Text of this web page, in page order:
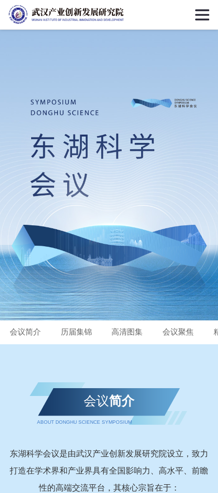
会议简介 历届集锦 高清图集 会议聚焦
会议简介
ABOUT DONGHU SCIENCE SYMPOSIUM
东湖科学会议是由武汉产业创新发展研究院设立，致力
打造在学术界和产业界具有全国影响力、高水平、前瞻
性的高端交流平台，其核心宗旨在于：